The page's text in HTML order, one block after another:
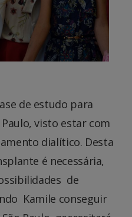
de estudo para
visto estar com
dialítico. Desta
é necessária,
de
Kamile conseguir